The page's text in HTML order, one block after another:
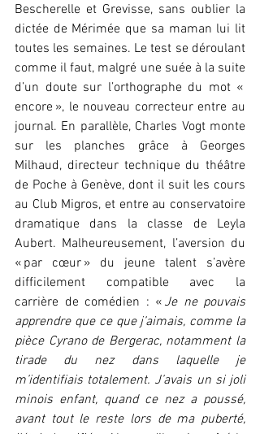
Bescherelle et Grevisse, sans oublier la
dictée de Mérimée que sa maman lui lit
toutes les semaines. Le test se déroulant
comme il faut, malgré une suée à la suite
d’un doute sur l’orthographe du mot «
encore », le nouveau correcteur entre au
journal. En parallèle, Charles Vogt monte
sur les planches grâce à Georges
Milhaud, directeur technique du théâtre
de Poche à Genève, dont il suit les cours
au Club Migros, et entre au conservatoire
dramatique dans la classe de Leyla
Aubert. Malheureusement, l’aversion du
« par cœur » du jeune talent s’avère
difficilement compatible avec la
carrière de comédien : « Je ne pouvais
apprendre que ce que j’aimais, comme la
pièce Cyrano de Bergerac, notamment la
tirade du nez dans laquelle je
m’identifiais totalement. J’avais un si joli
minois enfant, quand ce nez a poussé,
avant tout le reste lors de ma puberté,